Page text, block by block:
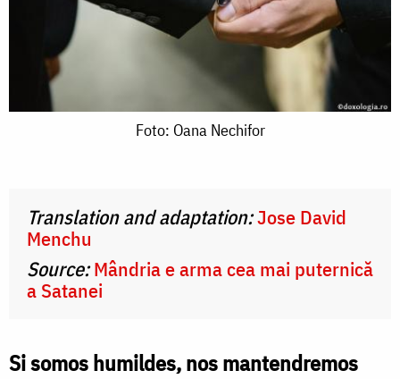
Foto: Oana Nechifor
Translation and adaptation:Jose David
Menchu
Source:Mândria e arma cea mai puternică
a Satanei
Si somos humildes, nos mantendremos